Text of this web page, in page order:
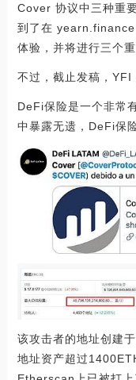
Cover 协议中三种重
到了在 yearn.finance
体验，并将进行三个重
不过，截止发稿，
DeFi保险是一个非常
中暴露无遗，DeFi保
该攻击者的地址创建
地址资产超过